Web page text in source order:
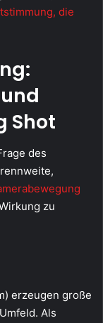
die
Shot
des
zu
erzeugen große
Als